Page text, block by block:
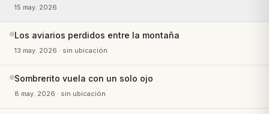
15 may. 2026
Los aviarios perdidos entre la montaña
13 may. 2026 · sin ubicación
Sombrerito vuela con un solo ojo
8 may. 2026 · sin ubicación